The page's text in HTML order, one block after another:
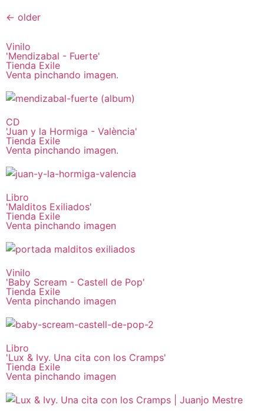
← older
Vinilo
'Mendizabal - Fuerte'
Tienda Exile
Venta pinchando imagen.
CD
'Juan y la Hormiga - València'
Tienda Exile
Venta pinchando imagen.
Libro
'Malditos Exiliados'
Tienda Exile
Venta pinchando imagen
Vinilo
'Baby Scream - Castell de Pop'
Tienda Exile
Venta pinchando imagen
Libro
'Lux & Ivy. Una cita con los Cramps'
Tienda Exile
Venta pinchando imagen